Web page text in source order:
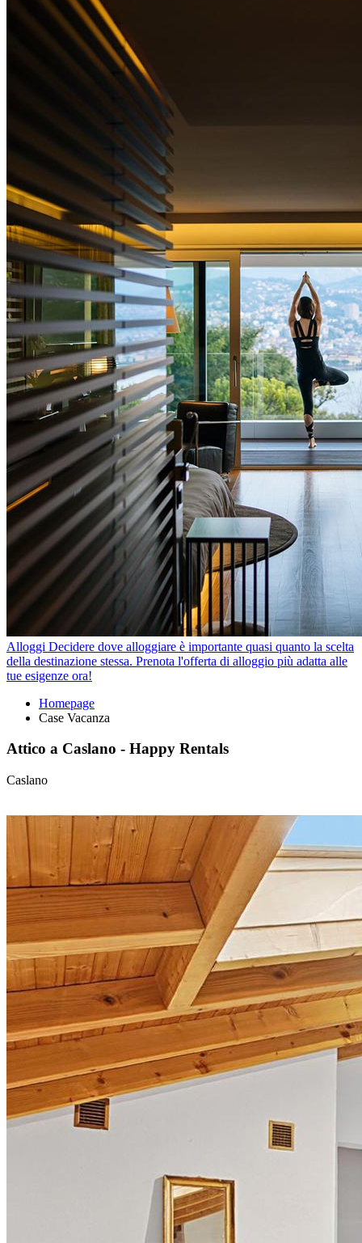
Alloggi Decidere dove alloggiare è importante quasi quanto la scelta
della destinazione stessa. Prenota l'offerta di alloggio più adatta alle
tue esigenze ora!
Homepage
Case Vacanza
Attico a Caslano - Happy Rentals
Caslano